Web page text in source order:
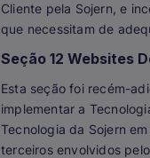
Cliente pela Sojern, e
que necessitam de
Seção 12 Websites
Esta seção foi recém-
implementar a
Tecnologia da Sojern
terceiros envolvidos